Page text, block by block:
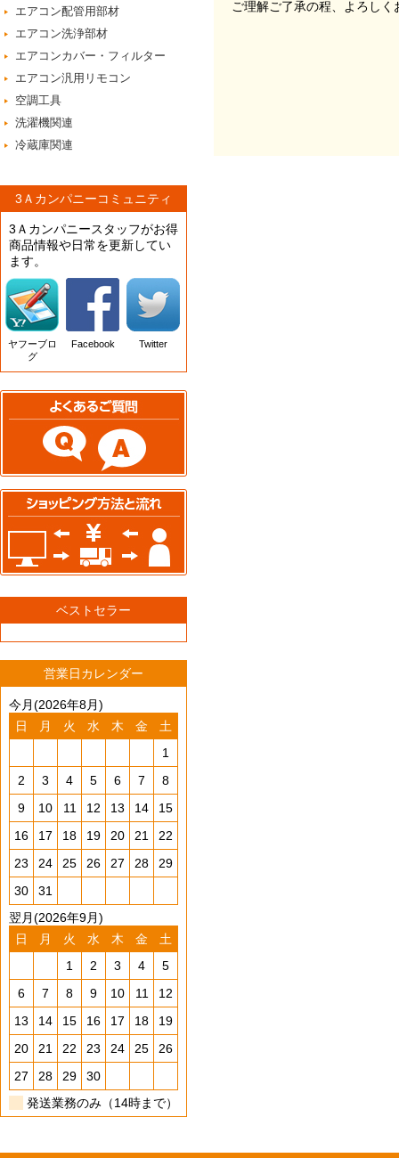
エアコン配管用部材
エアコン洗浄部材
エアコンカバー・フィルター
エアコン汎用リモコン
空調工具
洗濯機関連
冷蔵庫関連
3Ａカンパニーコミュニティ
3Ａカンパニースタッフがお得
商品情報や日常を更新してい
ます。
ヤフーブロ
グ
Facebook Twitter
ベストセラー
営業日カレンダー
今月(2026年8月)
日
月 火 水 木 金
土
1
2
3 4 5 6 7
8
9
10 11 12 13 14
15
16
17 18 19 20 21
22
23
24 25 26 27 28
29
30
31
翌月(2026年9月)
日
月 火 水 木 金
土
1
2 3 4
5
6
7 8 9 10 11
12
13
14 15 16 17 18
19
20
21 22 23 24 25
26
27
28 29
30
発送業務のみ（14時まで）
ご理解ご了承の程、よろし